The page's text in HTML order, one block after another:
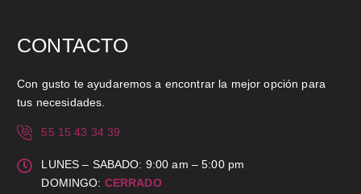
CONTACTO
Con gusto te ayudaremos a encontrar la mejor opción para
tus necesidades.
55 15 43 34 39
LUNES – SABADO: 9:00 am – 5:00 pm
DOMINGO: CERRADO